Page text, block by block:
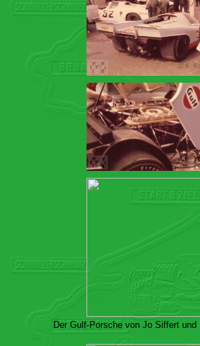
Der Gulf-Porsche von Jo Siffert und